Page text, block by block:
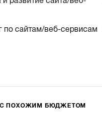
по сайтам/веб-сервисам
ПОХОЖИМ БЮДЖЕТОМ